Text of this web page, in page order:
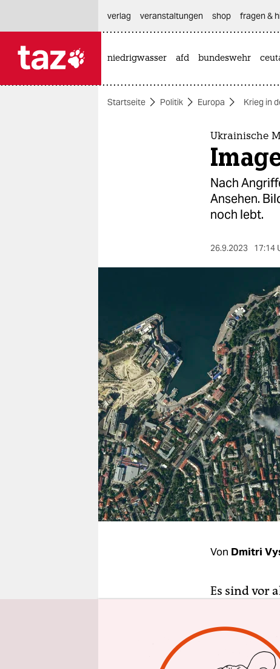
themen
wahrheit
verlag
verlag
veranstaltungen
shop
fragen & hilfe
unterstützen
abo
genossenschaft
verlag
veranstaltungen shop fragen &
niedrigwasser afd bundeswehr
Startseite Politik Europa Krieg in
Ukrainische
Nach
Ansehen.
noch lebt.
26.9.2023 17:14
Von Dmitri
Es sind vor
und Schiffe,